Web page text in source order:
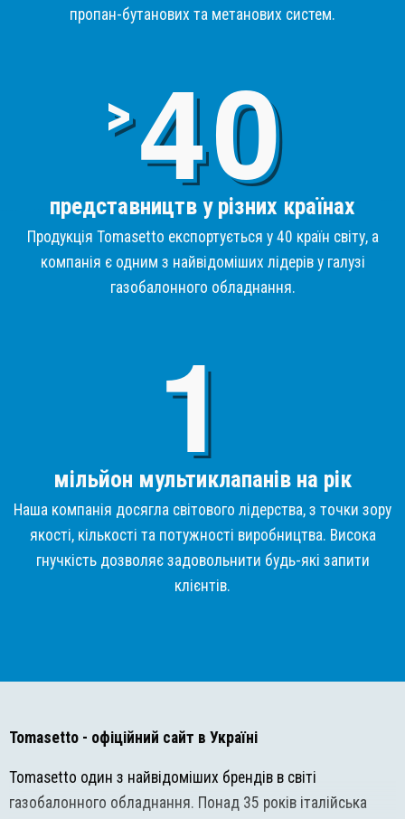
пропан-бутанових та метанових систем.
>4
представництв у різних країнах
Продукція Tomasetto експортується у 40 країн світу, а
компанія є одним з найвідоміших лідерів у галузі
газобалонного обладнання.
мільйон мультиклапанів на рік
Наша компанія досягла світового лідерства, з точки зору
якості, кількості та потужності виробництва. Висока
гнучкість дозволяє задовольнити будь-які запити
клієнтів.
Tomasetto - офіційний сайт в Україні
Tomasetto один з найвідоміших брендів в світі
газобалонного обладнання. Понад 35 років італійська